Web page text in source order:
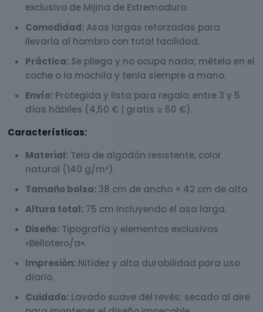
exclusivo de Mijina de Extremadura.
Comodidad: Asas largas reforzadas para
llevarla al hombro con total facilidad.
Práctica: Se pliega y no ocupa nada; métela en el
coche o la mochila y tenla siempre a mano.
Envío: Protegida y lista para regalo, entre 3 y 5
días hábiles (4,50 € | gratis ≥ 50 €).
Características:
Material: Tela de algodón resistente, color
natural (140 g/m²).
Tamaño bolsa: 38 cm de ancho × 42 cm de alto.
Altura total: 75 cm incluyendo el asa larga.
Diseño: Tipografía y elementos exclusivos
«Bellotero/a».
Impresión: Nitidez y alta durabilidad para uso
diario.
Cuidado: Lavado suave del revés; secado al aire